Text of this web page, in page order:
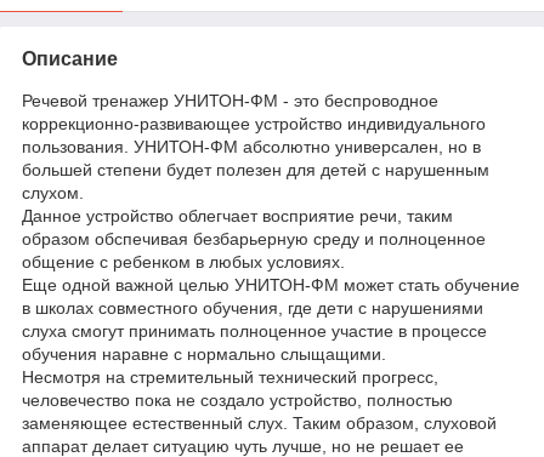
Описание
Речевой тренажер УНИТОН-ФМ - это беспроводное
коррекционно-развивающее устройство индивидуального
пользования. УНИТОН-ФМ абсолютно универсален, но в
большей степени будет полезен для детей с нарушенным
слухом.
Данное устройство облегчает восприятие речи, таким
образом обспечивая безбарьерную среду и полноценное
общение с ребенком в любых условиях.
Еще одной важной целью УНИТОН-ФМ может стать обучение
в школах совместного обучения, где дети с нарушениями
слуха смогут принимать полноценное участие в процессе
обучения наравне с нормально слыщащими.
Несмотря на стремительный технический прогресс,
человечество пока не создало устройство, полностью
заменяющее естественный слух. Таким образом, слуховой
аппарат делает ситуацию чуть лучше, но не решает ее